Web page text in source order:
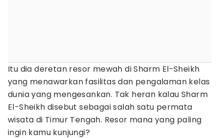
Itu dia deretan resor mewah di Sharm El-Sheikh
yang menawarkan fasilitas dan pengalaman kelas
dunia yang mengesankan. Tak heran kalau Sharm
El-Sheikh disebut sebagai salah satu permata
wisata di Timur Tengah. Resor mana yang paling
ingin kamu kunjungi?